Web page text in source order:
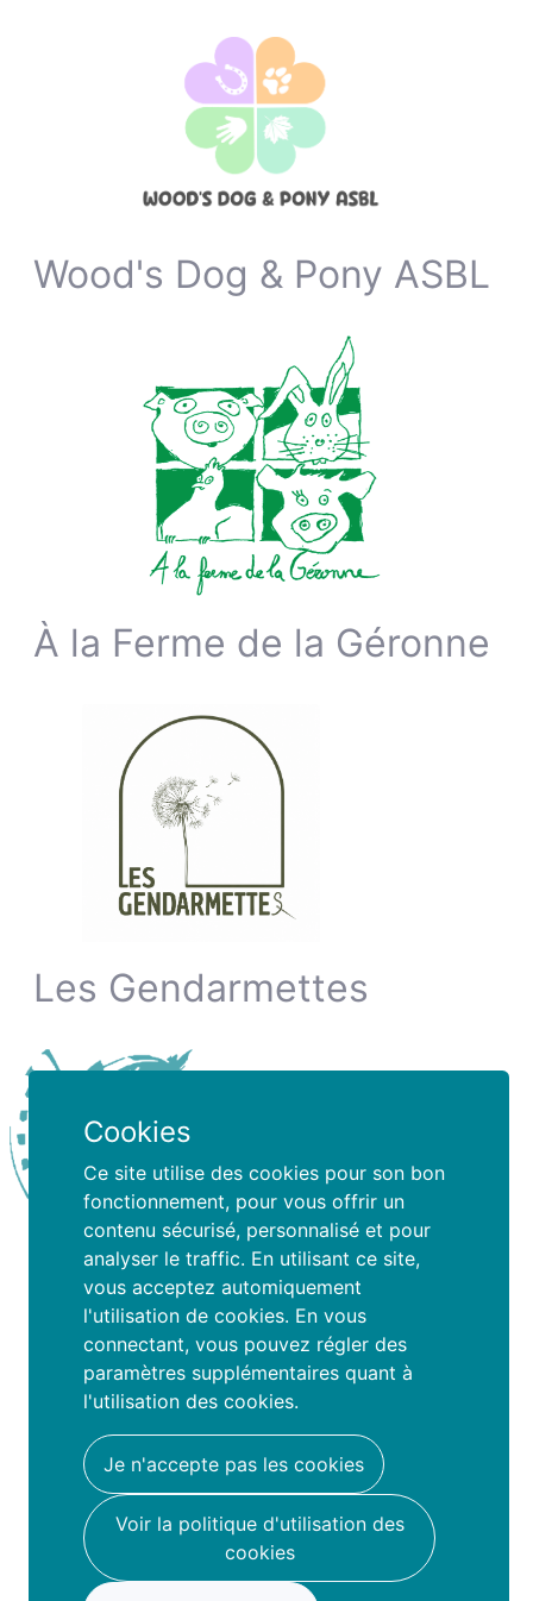
Cookies
Ce site utilise des cookies pour son bon
fonctionnement, pour vous offrir un
contenu sécurisé, personnalisé et pour
analyser le traffic. En utilisant ce site,
vous acceptez automiquement
l'utilisation de cookies. En vous
connectant, vous pouvez régler des
paramètres supplémentaires quant à
l'utilisation des cookies.
Je n'accepte pas les cookies
Voir la politique d'utilisation des
cookies
Wood's Dog & Pony ASBL
À la Ferme de la Géronne
Les Gendarmettes
Ry de lize
Ce que les parents disent
de nous
Famio a changé ma vie, j’ai découvert
des organisateurs de stages juste à